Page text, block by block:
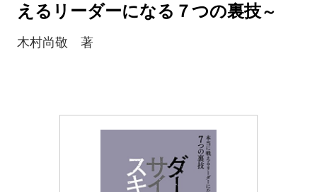
えるリーダーになる７つの裏技～
木村尚敬 著